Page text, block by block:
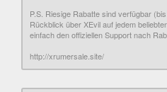
P.S. Riesige Rabatte sind verfügbar
Rückblick über XEvil auf jedem
einfach den offiziellen Support nach
http://xrumersale.site/